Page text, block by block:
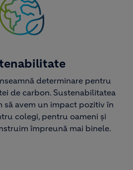
determinare pentru
de carbon. Sustenabilitatea
să avem un impact pozitiv în
colegi, pentru oameni și
împreună mai binele.